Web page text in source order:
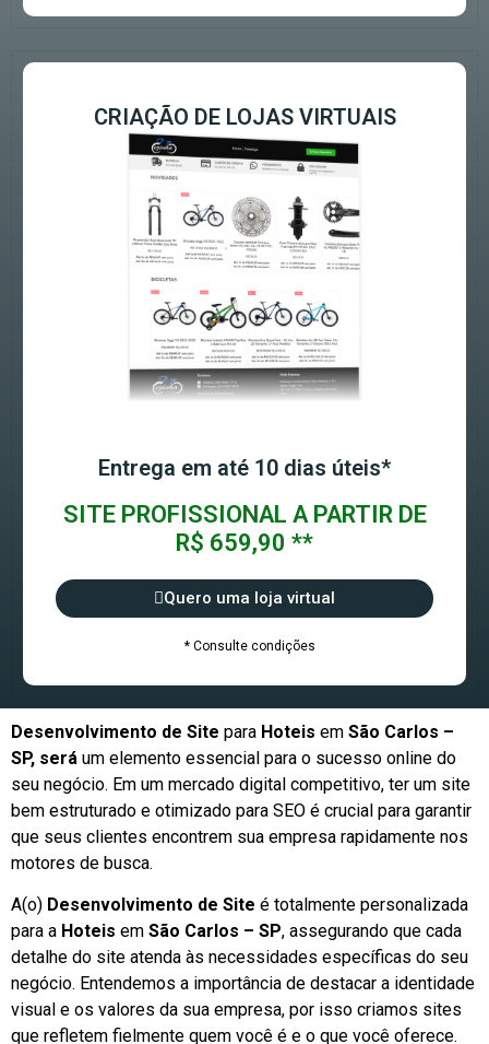
CRIAÇÃO DE LOJAS VIRTUAIS
Entrega em até 10 dias úteis*
SITE PROFISSIONAL A PARTIR DE
R$ 659,90 **
Quero uma loja virtual
* Consulte condições
Desenvolvimento de Site para Hoteis em São Carlos –
SP, será um elemento essencial para o sucesso online do
seu negócio. Em um mercado digital competitivo, ter um site
bem estruturado e otimizado para SEO é crucial para garantir
que seus clientes encontrem sua empresa rapidamente nos
motores de busca.
A(o) Desenvolvimento de Site é totalmente personalizada
para a Hoteis em São Carlos – SP, assegurando que cada
detalhe do site atenda às necessidades específicas do seu
negócio. Entendemos a importância de destacar a identidade
visual e os valores da sua empresa, por isso criamos sites
que refletem fielmente quem você é e o que você oferece.